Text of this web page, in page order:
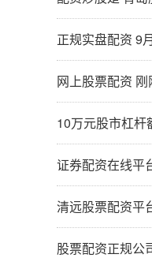
正规实盘配资 9月9
网上股票配资
10万元股市杠杆
证券配资在线平台
清远股票配资平
股票配资正规公